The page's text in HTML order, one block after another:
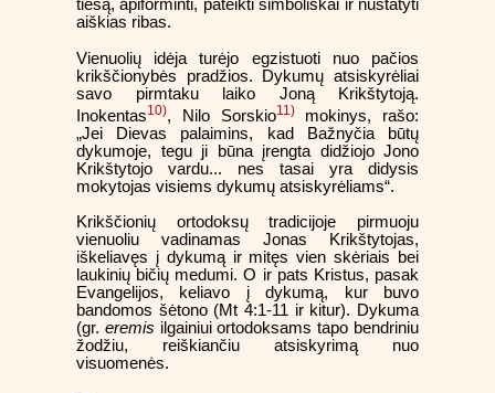
tiesą, apiforminti, pateikti simboliškai ir nustatyti
aiškias ribas.
Vienuolių idėja turėjo egzistuoti nuo pačios
krikščionybės pradžios. Dykumų atsiskyrėliai
savo pirmtaku laiko Joną Krikštytoją.
Inokentas10), Nilo Sorskio11)mokinys, rašo:
„Jei Dievas palaimins, kad Bažnyčia būtų
dykumoje, tegu ji būna įrengta didžiojo Jono
Krikštytojo vardu... nes tasai yra didysis
mokytojas visiems dykumų atsiskyrėliams“.
Krikščionių ortodoksų tradicijoje pirmuoju
vienuoliu vadinamas Jonas Krikštytojas,
iškeliavęs į dykumą ir mitęs vien skėriais bei
laukinių bičių medumi. O ir pats Kristus, pasak
Evangelijos, keliavo į dykumą, kur buvo
bandomos šėtono (Mt 4:1-11 ir kitur). Dykuma
(gr. eremis ilgainiui ortodoksams tapo bendriniu
žodžiu, reiškiančiu atsiskyrimą nuo
visuomenės.